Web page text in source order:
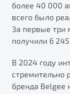
от 2 499 990
Обзор В
более 40 000
всего было
За первые три
получили 6
В 2024 году
стремительно
бренда Belgee